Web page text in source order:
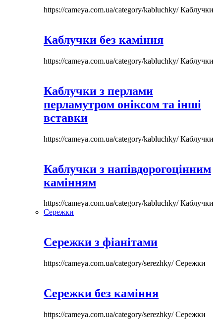
https://cameya.com.ua/category/kabluchky/Каблучки
Каблучки без каміння
https://cameya.com.ua/category/kabluchky/Каблучки
Каблучки з перлами
перламутром оніксом та інші
вставки
https://cameya.com.ua/category/kabluchky/Каблучки
Каблучки з напівдорогоцінним
камінням
https://cameya.com.ua/category/kabluchky/Каблучки
Сережки
Сережки з фіанітами
https://cameya.com.ua/category/serezhky/Сережки
Сережки без каміння
https://cameya.com.ua/category/serezhky/Сережки